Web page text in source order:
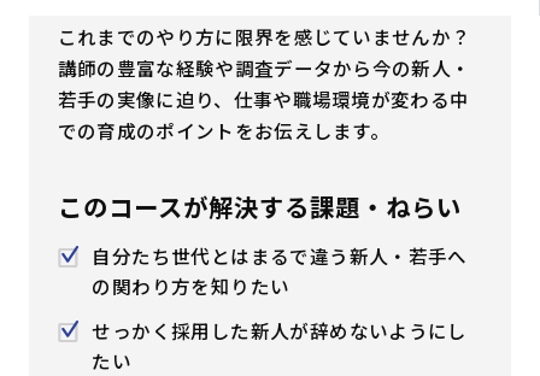
その他 からコースを探す
はじめての方へ
お役立ち情報 お知らせ
お問い合わせ 資料請求 メルマガ登録
これまでのやり方に限界を感じていませんか？
講師の豊富な経験や調査データから今の新人・
若手の実像に迫り、仕事や職場環境が変わる中
での育成のポイントをお伝えします。
このコースが解決する課題・ねらい
自分たち世代とはまるで違う新人・若手へ
の関わり方を知りたい
せっかく採用した新人が辞めないようにし
たい